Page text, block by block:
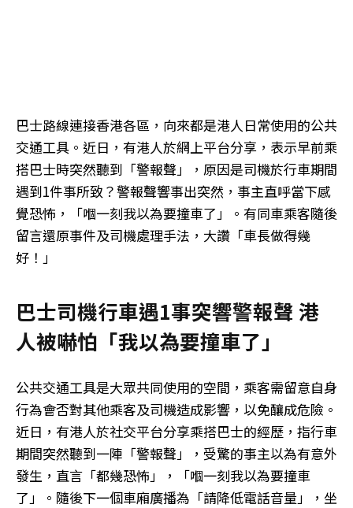
巴士路線連接香港各區，向來都是港人日常使用的公共
交通工具。近日，有港人於網上平台分享，表示早前乘
搭巴士時突然聽到「警報聲」，原因是司機於行車期間
遇到1件事所致？警報聲響事出突然，事主直呼當下感
覺恐怖，「嗰一刻我以為要撞車了」。有同車乘客隨後
留言還原事件及司機處理手法，大讚「車長做得幾
好！」
巴士司機行車遇1事突響警報聲 港
人被嚇怕「我以為要撞車了」
公共交通工具是大眾共同使用的空間，乘客需留意自身
行為會否對其他乘客及司機造成影響，以免釀成危險。
近日，有港人於社交平台分享乘搭巴士的經歷，指行車
期間突然聽到一陣「警報聲」，受驚的事主以為有意外
發生，直言「都幾恐怖」，「嗰一刻我以為要撞車
了」。隨後下一個車廂廣播為「請降低電話音量」，坐